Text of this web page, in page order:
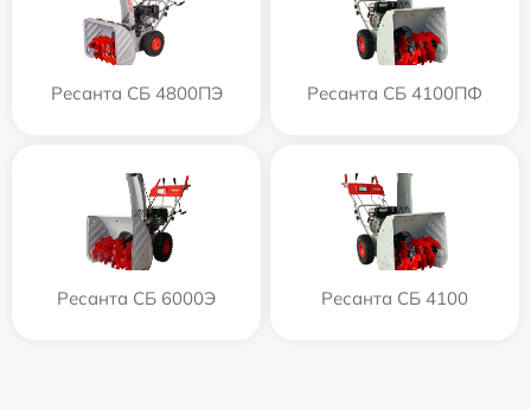
Ресанта СБ 4800ПЭ Ресанта СБ 4100ПФ
Ресанта СБ 6000Э Ресанта СБ 4100